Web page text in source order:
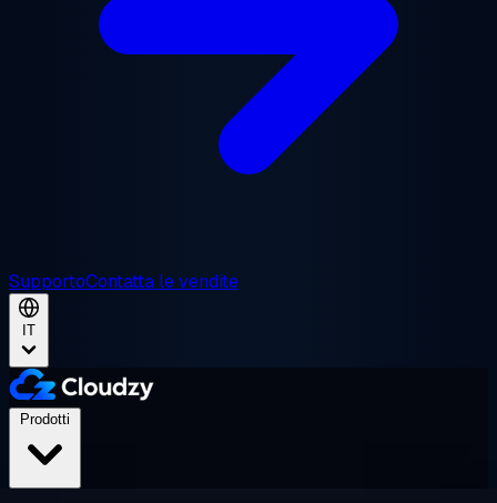
SupportoContatta le vendite
IT